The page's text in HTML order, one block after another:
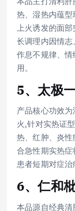
热、湿热内蕴
上火诱发的面
长调理内因情
作息不规律、
用。
5、太极
产品核心功效
火,针对实热证
热、红肿、炎
合急性期实热
患者短期对症治
6、仁和
本品源自经典